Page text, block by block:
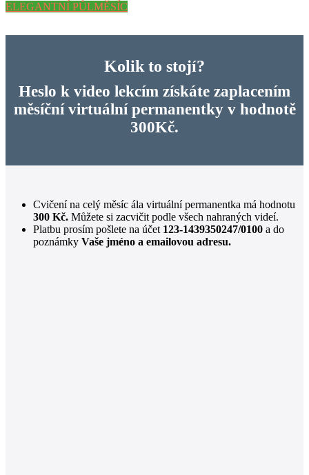
ELEGANTNÍ PŮLMĚSÍC
Kolik to stojí?
Heslo k video lekcím získáte zaplacením
měsíční virtuální permanentky v hodnotě
300Kč.
Cvičení na celý měsíc ála virtuální permanentka má hodnotu
300 Kč. Můžete si zacvičit podle všech nahraných videí.
Platbu prosím pošlete na účet 123-1439350247/0100 a do
poznámky Vaše jméno a emailovou adresu.